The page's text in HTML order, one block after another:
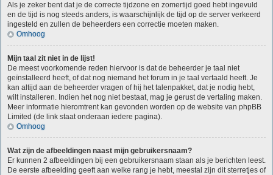
Als je zeker bent dat je de correcte tijdzone en zomertijd goed hebt ingevuld
en de tijd is nog steeds anders, is waarschijnlijk de tijd op de server verkeerd
ingesteld en zullen de beheerders een correctie moeten maken.
Omhoog
Mijn taal zit niet in de lijst!
De meest voorkomende reden hiervoor is dat de beheerder je taal niet
geïnstalleerd heeft, of dat nog niemand het forum in je taal vertaald heeft. Je
kan altijd aan de beheerder vragen of hij het talenpakket, dat je nodig hebt,
wilt installeren. Indien het nog niet bestaat, mag je gerust de vertaling maken.
Meer informatie hieromtrent kan gevonden worden op de website van phpBB
Limited (de link staat onderaan iedere pagina).
Omhoog
Wat zijn de afbeeldingen naast mijn gebruikersnaam?
Er kunnen 2 afbeeldingen bij een gebruikersnaam staan als je berichten leest.
De eerste afbeelding geeft aan welke rang je hebt, meestal zijn dit sterretjes of